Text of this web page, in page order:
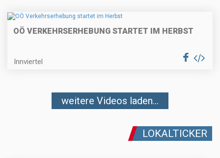
OÖ VERKEHRSERHEBUNG STARTET IM HERBST
Innviertel
weitere Videos laden...
LOKALTICKER